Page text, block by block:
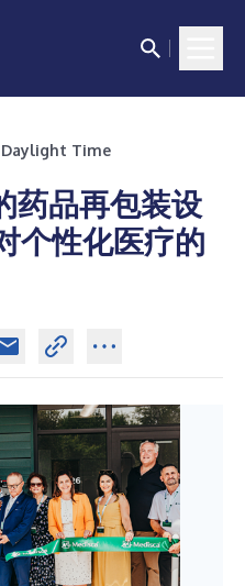
Daylight Time
药品再包装设
个性化医疗的